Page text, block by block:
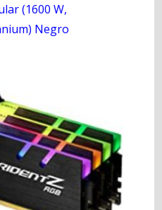
(1600 W,
Negro